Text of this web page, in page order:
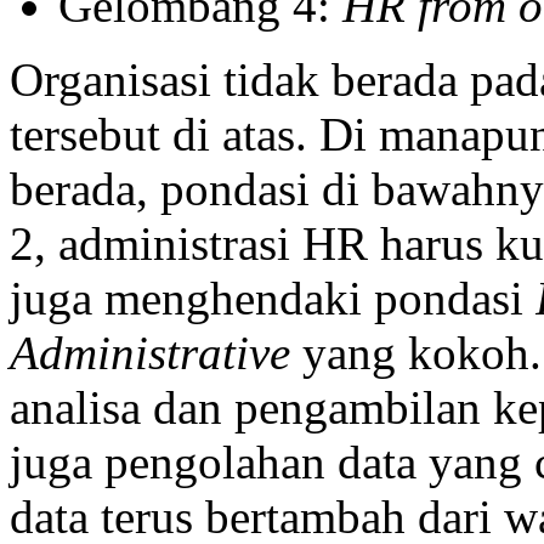
Organisasi tidak berada
tersebut di atas. Di
berada, pondasi di
2, administrasi HR harus
juga menghendaki pondasi
Administrative yang
analisa dan pengambilan
juga pengolahan data yang
data terus bertambah dari